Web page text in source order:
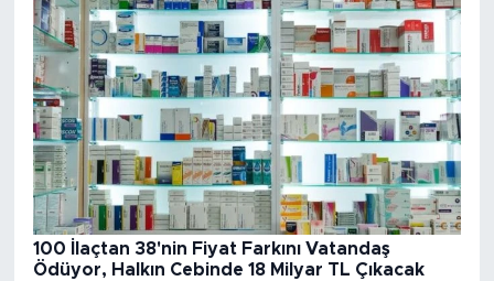
100 İlaçtan 38'nin Fiyat Farkını Vatandaş
Ödüyor, Halkın Cebinde 18 Milyar TL Çıkacak